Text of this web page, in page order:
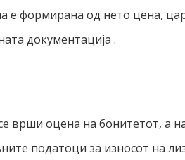
е формирана од нето цена,
документација .
врши оцена на бонитетот, а
податоци за износот на